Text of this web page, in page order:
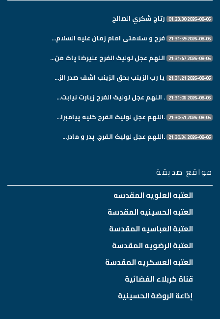
2026-08-06 01:23:30 رتاج شكري الصالح
2026-08-05 21:31:59 فرج و سلامتی امام زمان علیه السلام...
2026-08-05 21:31:47 اللهم عجل لولیک الفرج علیرضا پاک من...
2026-08-05 21:31:21 یا رب الزینب بحق الزینب اشف صدر الز...
2026-08-05 21:31:06 . اللهم عجل لولیک الفرج زیارت نیابت...
2026-08-05 21:30:51 .اللهم عجل لولیک الفرج کلیه پیامبرا...
2026-08-05 21:30:34 .اللهم عجل لولیک الفرج. پدر و مادر...
مواقع صديقة
العتبه العلويه المقدسه
العتبه الحسينيه المقدسة
العتبة العباسيه المقدسة
العتبة الرضويه المقدسة
العتبه العسكريه المقدسة
قناة كربلاء الفضائية
إذاعة الروضة الحسينية